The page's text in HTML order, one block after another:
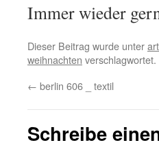
Immer wieder
Dieser Beitrag wurde unter
weihnachten
← berlin 606 _ textil
Schreibe